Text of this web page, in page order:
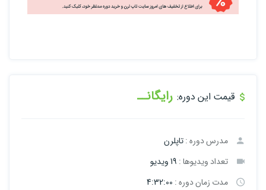
قیمت این دوره: رایگانــ
مدرس دوره :تاپلرن
تعداد ویدیوها : 19 ویدیو
مدت زمان دوره : 4:32:00